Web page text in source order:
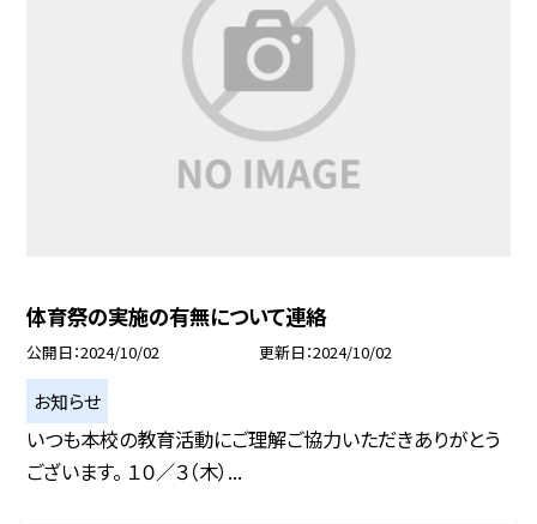
体育祭の実施の有無について連絡
公開日 2024/10/02 更新日 2024/10/02
お知らせ
いつも本校の教育活動にご理解ご協力いただきありがとう
ございます。 １０／３（木）...